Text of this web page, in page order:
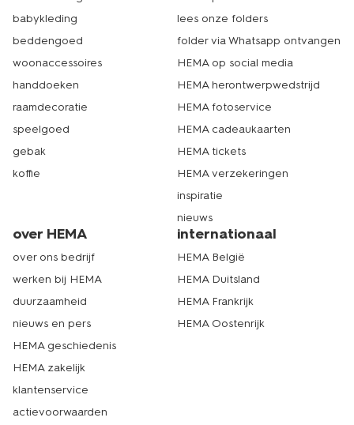
babykleding
beddengoed
woonaccessoires
handdoeken
raamdecoratie
speelgoed
gebak
koffie
lees onze folders
folder via Whatsapp ontvangen
HEMA op social media
HEMA herontwerpwedstrijd
HEMA fotoservice
HEMA cadeaukaarten
HEMA tickets
HEMA verzekeringen
inspiratie
nieuws
over HEMA
over ons bedrijf
werken bij HEMA
duurzaamheid
nieuws en pers
HEMA geschiedenis
HEMA zakelijk
klantenservice
actievoorwaarden
internationaal
HEMA België
HEMA Duitsland
HEMA Frankrijk
HEMA Oostenrijk